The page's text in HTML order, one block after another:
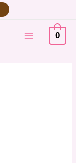
MAIN
MENU
0